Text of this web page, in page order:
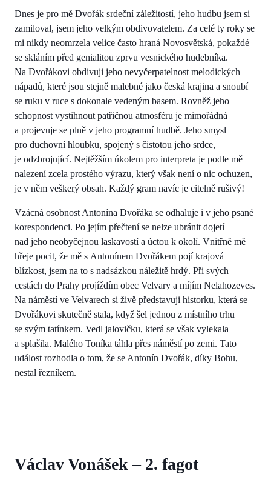
Dnes je pro mě Dvořák srdeční záležitostí, jeho hudbu jsem si
zamiloval, jsem jeho velkým obdivovatelem. Za celé ty roky se
mi nikdy neomrzela velice často hraná Novosvětská, pokaždé
se skláním před genialitou zprvu vesnického hudebníka.
Na Dvořákovi obdivuji jeho nevyčerpatelnost melodických
nápadů, které jsou stejně malebné jako česká krajina a snoubí
se ruku v ruce s dokonale vedeným basem. Rovněž jeho
schopnost vystihnout patřičnou atmosféru je mimořádná
a projevuje se plně v jeho programní hudbě. Jeho smysl
pro duchovní hloubku, spojený s čistotou jeho srdce,
je odzbrojující. Nejtěžším úkolem pro interpreta je podle mě
nalezení zcela prostého výrazu, který však není o nic ochuzen,
je v něm veškerý obsah. Každý gram navíc je citelně rušivý!
Vzácná osobnost Antonína Dvořáka se odhaluje i v jeho psané
korespondenci. Po jejím přečtení se nelze ubránit dojetí
nad jeho neobyčejnou laskavostí a úctou k okolí. Vnitřně mě
hřeje pocit, že mě s Antonínem Dvořákem pojí krajová
blízkost, jsem na to s nadsázkou náležitě hrdý. Při svých
cestách do Prahy projíždím obec Velvary a míjím Nelahozeves.
Na náměstí ve Velvarech si živě představuji historku, která se
Dvořákovi skutečně stala, když šel jednou z místního trhu
se svým tatínkem. Vedl jalovičku, která se však vylekala
a splašila. Malého Toníka táhla přes náměstí po zemi. Tato
událost rozhodla o tom, že se Antonín Dvořák, díky Bohu,
nestal řezníkem.
Václav Vonášek – 2. fagot